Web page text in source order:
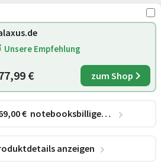
Unsere Empfehlung
€ zum Shop
,00€ notebooksbilliger.de
anzeigen